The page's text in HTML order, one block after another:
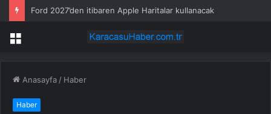
Ford 2027’den itibaren Apple Haritalar kullanacak
Menü
Anasayfa / Haber
Haber